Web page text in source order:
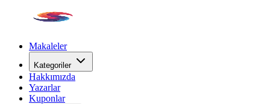
Makaleler
Kategoriler
Hakkımızda
Yazarlar
Kuponlar